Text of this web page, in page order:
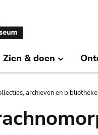
Zien & doen
archieven en